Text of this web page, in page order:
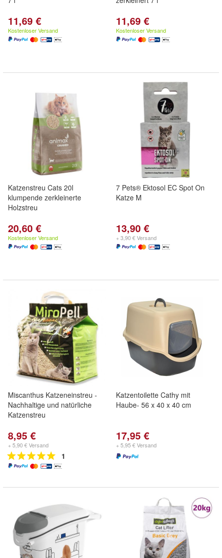
11,69 €
Kostenloser Versand
11,69 €
Kostenloser Versand
Katzenstreu Cats 20l
klumpende zerkleinerte
Holzstreu
20,60 €
Kostenloser Versand
7 Pets® Ektosol EC Spot On
Katze M
13,90 €
+ 3,90 € Versand
Miscanthus Katzeneinstreu -
Nachhaltige und natürliche
Katzenstreu
8,95 €
+ 5,90 € Versand
1
Katzentoilette Cathy mit
Haube- 56 x 40 x 40 cm
17,95 €
+ 5,95 € Versand